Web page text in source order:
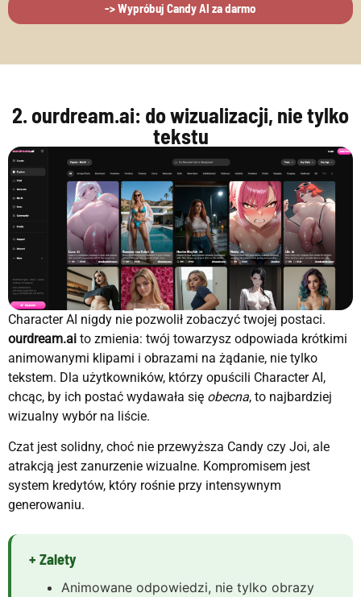
-> Wypróbuj Candy AI za darmo
2. ourdream.ai: do wizualizacji, nie tylko
tekstu
Character AI nigdy nie pozwolił zobaczyć twojej postaci.
ourdream.ai to zmienia: twój towarzysz odpowiada krótkimi
animowanymi klipami i obrazami na żądanie, nie tylko
tekstem. Dla użytkowników, którzy opuścili Character AI,
chcąc, by ich postać wydawała się obecna, to najbardziej
wizualny wybór na liście.
Czat jest solidny, choć nie przewyższa Candy czy Joi, ale
atrakcją jest zanurzenie wizualne. Kompromisem jest
system kredytów, który rośnie przy intensywnym
generowaniu.
+ Zalety
Animowane odpowiedzi, nie tylko obrazy